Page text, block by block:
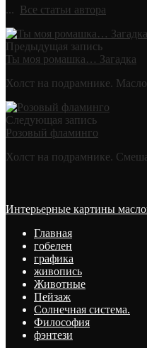
... Все статьи автора
Предыдущая запись
Ты моя ромашка… Загадка
Холст на подрамнике.
Следующая запись
Розовый фламинго
Холст на подрамнике.
Интерьерные картины
Главная
гобелен
графика
живопись
Животные
Пейзаж
Солнечная система.
Философия
фэнтези